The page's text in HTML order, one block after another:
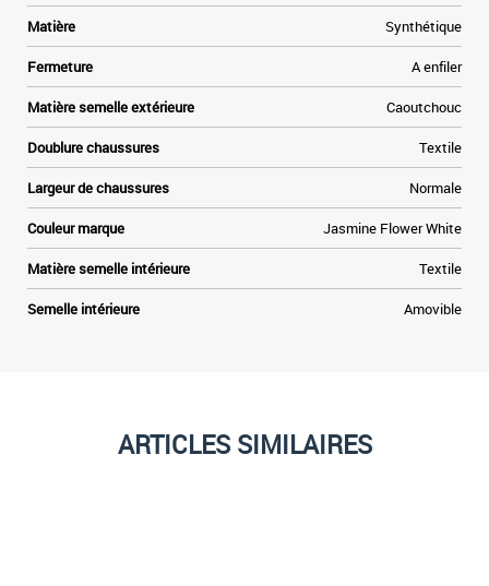
Matière Synthétique
Fermeture A enfiler
Matière semelle extérieure Caoutchouc
Doublure chaussures Textile
Largeur de chaussures Normale
Couleur marque Jasmine Flower White
Matière semelle intérieure Textile
Semelle intérieure Amovible
ARTICLES SIMILAIRES